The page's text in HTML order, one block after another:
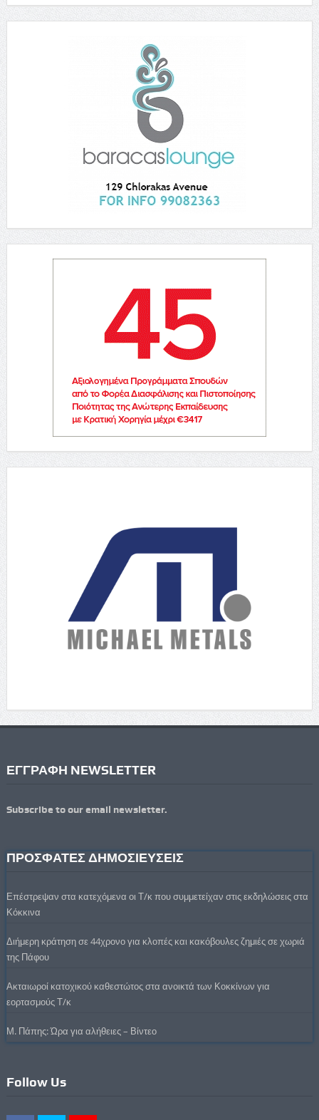
ΕΓΓΡΑΦΗ NEWSLETTER
Subscribe to our email newsletter.
ΠΡΟΣΦΑΤΕΣ ΔΗΜΟΣΙΕΥΣΕΙΣ
Επέστρεψαν στα κατεχόμενα οι Τ/κ που συμμετείχαν στις εκδηλώσεις στα
Κόκκινα
Διήμερη κράτηση σε 44χρονο για κλοπές και κακόβουλες ζημιές σε χωριά
της Πάφου
Ακταιωροί κατοχικού καθεστώτος στα ανοικτά των Κοκκίνων για
εορτασμούς Τ/κ
Μ. Πάπης: Ώρα για αλήθειες – Βίντεο
Follow Us